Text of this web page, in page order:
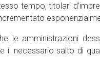
tempo, titolari
le amministrazioni
il necessario salto di